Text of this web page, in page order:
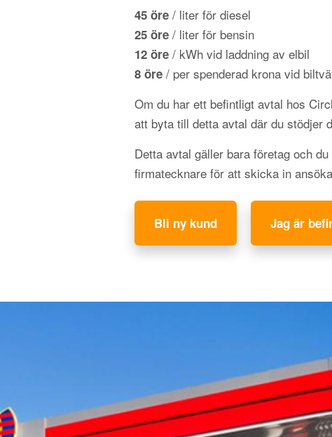
45 öre / liter för diesel
25 öre / liter för bensin
12 öre / kWh vid laddning av elbil
8 öre / per spenderad krona vid
Om du har ett befintligt avtal hos
att byta till detta avtal där du stödjer
Detta avtal gäller bara företag och
firmatecknare för att skicka in
Bli ny kund Jag är